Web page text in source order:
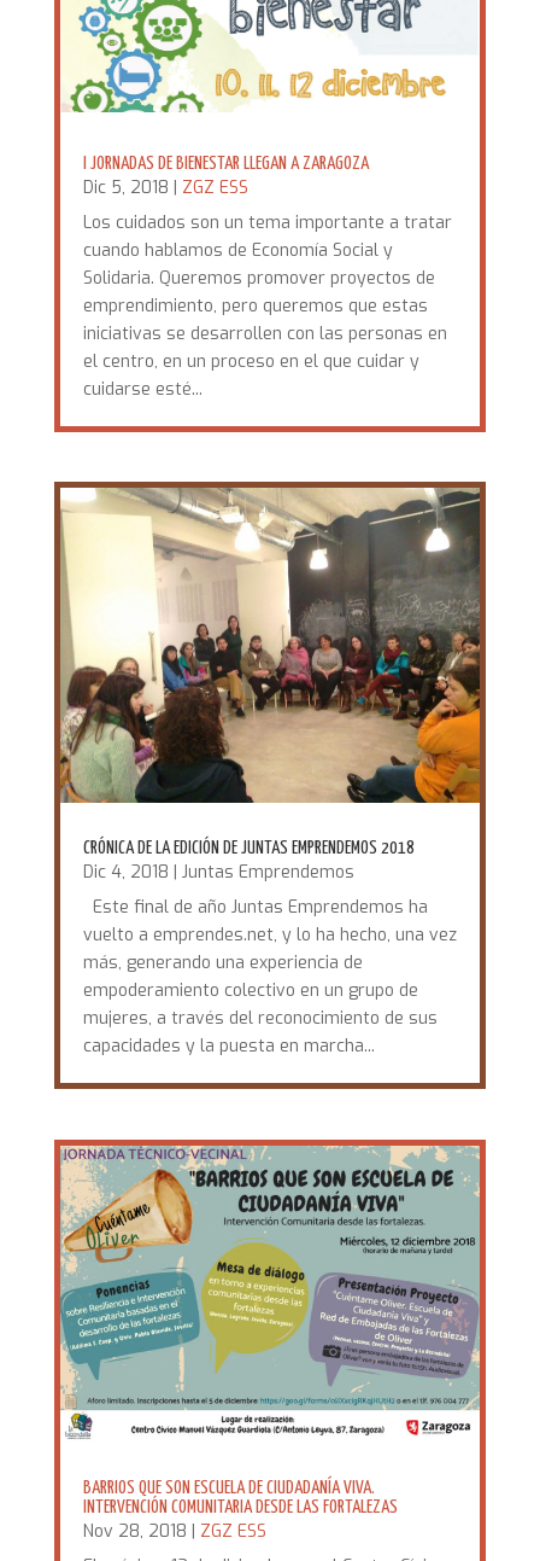
I JORNADAS DE BIENESTAR LLEGAN A ZARAGOZA
Dic 5, 2018 | ZGZ ESS
Los cuidados son un tema importante a tratar
cuando hablamos de Economía Social y
Solidaria. Queremos promover proyectos de
emprendimiento, pero queremos que estas
iniciativas se desarrollen con las personas en
el centro, en un proceso en el que cuidar y
cuidarse esté...
CRÓNICA DE LA EDICIÓN DE JUNTAS EMPRENDEMOS 2018
Dic 4, 2018
Juntas Emprendemos
Este final de año Juntas Emprendemos ha
vuelto a emprendes.net, y lo ha hecho, una vez
más, generando una experiencia de
empoderamiento colectivo en un grupo de
mujeres, a través del reconocimiento de sus
capacidades y la puesta en marcha...
BARRIOS QUE SON ESCUELA DE CIUDADANÍA VIVA.
INTERVENCIÓN COMUNITARIA DESDE LAS FORTALEZAS
Nov 28, 2018
ZGZ ESS